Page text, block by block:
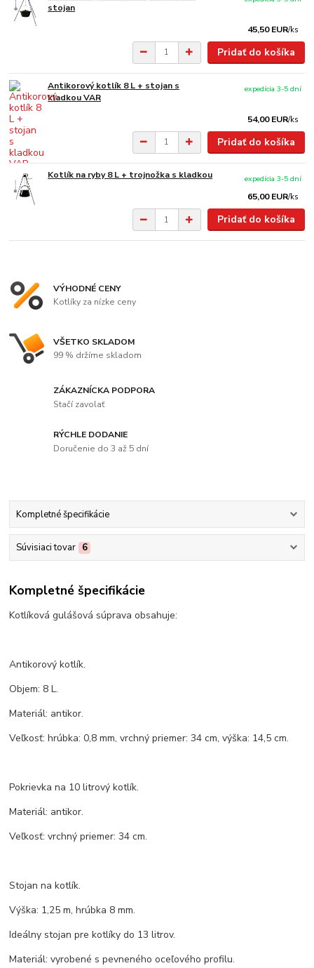
stojan
45,50 EUR/ks
Pridať do košíka
Antikorový kotlík 8 L + stojan s
kladkou VAR
54,00 EUR/ks
expedícia 3-5 dní
Pridať do košíka
Kotlík na ryby 8 L + trojnožka s kladkou
65,00 EUR/ks
expedícia 3-5 dní
Pridať do košíka
VÝHODNÉ CENY
Kotlíky za nízke ceny
VŠETKO SKLADOM
99 % držíme skladom
ZÁKAZNÍCKA PODPORA
Stačí zavolať
RÝCHLE DODANIE
Doručenie do 3 až 5 dní
Kompletné špecifikácie
Súvisiaci tovar 6
Kompletné špecifikácie
Kotlíková gulášová súprava obsahuje:
Antikorový kotlík.
Objem: 8 L.
Materiál: antikor.
Veľkosť: hrúbka: 0,8 mm, vrchný priemer: 34 cm, výška: 14,5 cm.
Pokrievka na 10 litrový kotlík.
Materiál: antikor.
Veľkosť: vrchný priemer: 34 cm.
Stojan na kotlík.
Výška: 1,25 m, hrúbka 8 mm.
Ideálny stojan pre kotlíky do 13 litrov.
Materiál: vyrobené s pevneného oceľového profilu.